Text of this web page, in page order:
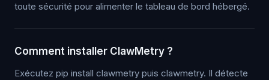
toute sécurité pour alimenter le tableau de bord hébergé.
Comment installer ClawMetry ?
Exécutez pip install clawmetry puis clawmetry. Il détecte